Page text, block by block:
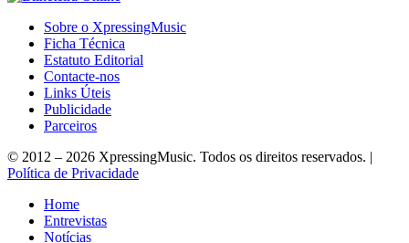
Sobre o XpressingMusic
Ficha Técnica
Estatuto Editorial
Contacte-nos
Links Úteis
Publicidade
Parceiros
© 2012 – 2026 XpressingMusic. Todos os direitos reservados. |
Política de Privacidade
Home
Entrevistas
Notícias